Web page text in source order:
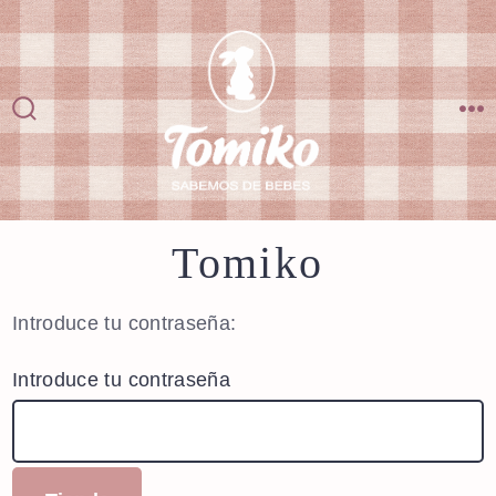
Saltar
al
contenido
Alternar
la
búsqueda
Tomiko
Introduce tu contraseña:
Introduce tu contraseña